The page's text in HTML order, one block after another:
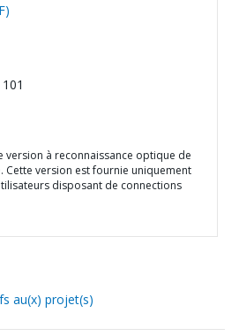
version à reconnaissance optique de
Cette version est fournie uniquement
disposant de connections
au(x) projet(s)